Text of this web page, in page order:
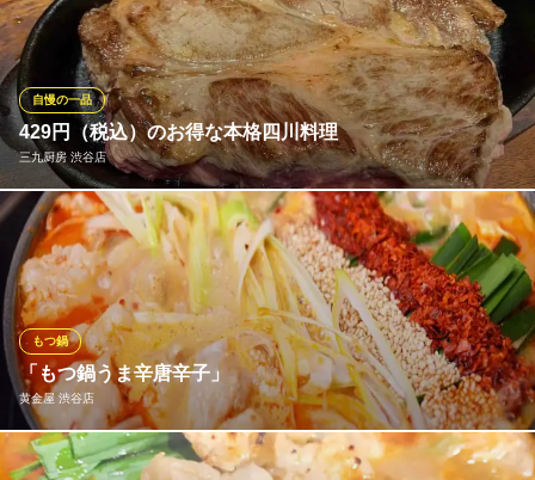
一つです。お肉の旨味をたっぷりと使用したスープは、ご飯にも
よく合います。お酒のおつまみにもぴったりです。是非ご利用く
ださいませ。《渋谷/誕生日/ランチ/個室/女子会/飲み放題/中華/居
酒屋/鍋/3時間/歓送迎会》 980円（税込）
本格・ 中国料理 八虎
安い！美味い！楽しい！
地下鉄副都心線渋谷駅 徒歩1分
東京都渋谷区渋谷1-24-2 朱ビル5F
429円（税込）のお得な本格四川料理
三九厨房 渋谷店
自慢の一品
「本格的な四川料理をリーズナブルに味わってほしい」それが三
九厨房のコンセプトです。本場の味わいをより多くの方に楽しん
でいただくため、お料理のほとんどを390円（税抜）で提供してお
ります！抜群のコスパですが、もちろん味も一級。経験豊富な中
国人シェフが上質な食材と本場の香辛料を駆使し心を込めて作っ
てます。
三九厨房 渋谷店
リーズナブルな本格中華
地下鉄半蔵門線渋谷駅 徒歩3分
「もつ鍋うま辛唐辛子」
黄金屋 渋谷店
もつ鍋
味噌―ベースのスープに独自のうま辛調味料で仕上げた旨味と辛